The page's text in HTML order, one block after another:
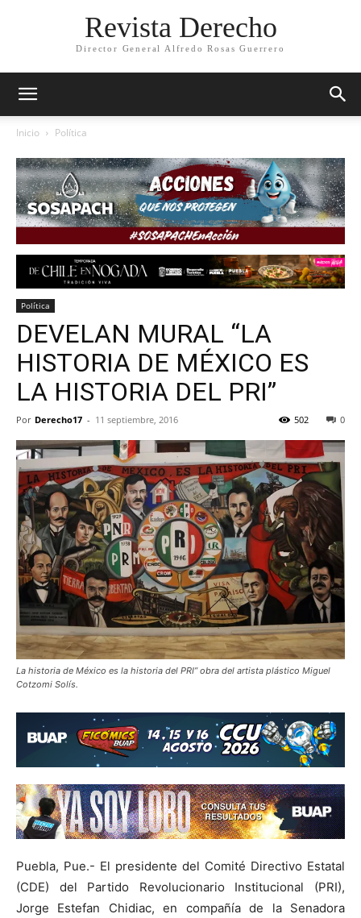
Revista Derecho
Director General Alfredo Rosas Guerrero
Inicio Política
Política
DEVELAN MURAL “LA
HISTORIA DE MÉXICO ES
LA HISTORIA DEL PRI”
Por Derecho17 - 11 septiembre, 2016 0
502
La historia de México es la historia del PRI” obra del artista plástico Miguel
Cotzomi Solís.
Puebla, Pue.- El presidente del Comité Directivo Estatal
(CDE) del Partido Revolucionario Institucional (PRI),
Jorge Estefan Chidiac, en compañía de la Senadora